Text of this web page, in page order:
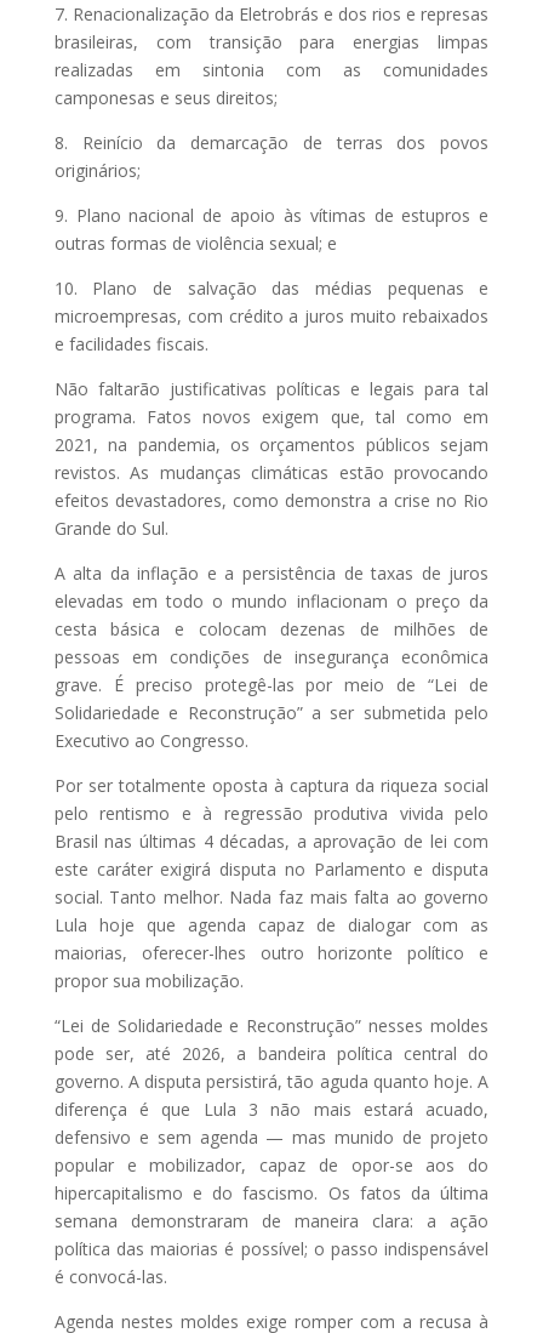
7. Renacionalização da Eletrobrás e dos rios e represas
brasileiras, com transição para energias limpas
realizadas em sintonia com as comunidades
camponesas e seus direitos;
8. Reinício da demarcação de terras dos povos
originários;
9. Plano nacional de apoio às vítimas de estupros e
outras formas de violência sexual; e
10. Plano de salvação das médias pequenas e
microempresas, com crédito a juros muito rebaixados
e facilidades fiscais.
Não faltarão justificativas políticas e legais para tal
programa. Fatos novos exigem que, tal como em
2021, na pandemia, os orçamentos públicos sejam
revistos. As mudanças climáticas estão provocando
efeitos devastadores, como demonstra a crise no Rio
Grande do Sul.
A alta da inflação e a persistência de taxas de juros
elevadas em todo o mundo inflacionam o preço da
cesta básica e colocam dezenas de milhões de
pessoas em condições de insegurança econômica
grave. É preciso protegê-las por meio de “Lei de
Solidariedade e Reconstrução” a ser submetida pelo
Executivo ao Congresso.
Por ser totalmente oposta à captura da riqueza social
pelo rentismo e à regressão produtiva vivida pelo
Brasil nas últimas 4 décadas, a aprovação de lei com
este caráter exigirá disputa no Parlamento e disputa
social. Tanto melhor. Nada faz mais falta ao governo
Lula hoje que agenda capaz de dialogar com as
maiorias, oferecer-lhes outro horizonte político e
propor sua mobilização.
“Lei de Solidariedade e Reconstrução” nesses moldes
pode ser, até 2026, a bandeira política central do
governo. A disputa persistirá, tão aguda quanto hoje. A
diferença é que Lula 3 não mais estará acuado,
defensivo e sem agenda — mas munido de projeto
popular e mobilizador, capaz de opor-se aos do
hipercapitalismo e do fascismo. Os fatos da última
semana demonstraram de maneira clara: a ação
política das maiorias é possível; o passo indispensável
é convocá-las.
Agenda nestes moldes exige romper com a recusa à